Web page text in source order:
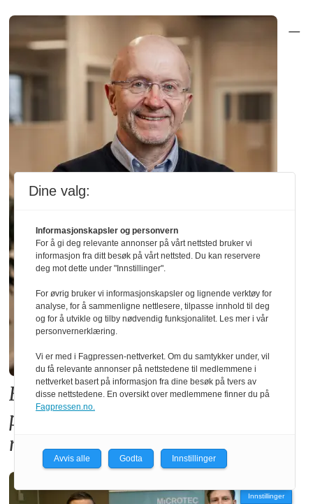
–
Forslaget til ny TEK17-forskrift
premierer betong på bekostning av
norsk skognæring
Innstillinger
Dine valg:
Informasjonskapsler og personvern
For å gi deg relevante annonser på vårt nettsted bruker vi
informasjon fra ditt besøk på vårt nettsted. Du kan reservere
deg mot dette under "Innstillinger".
For øvrig bruker vi informasjonskapsler og lignende verktøy for
analyse, for å sammenligne nettlesere, tilpasse innhold til deg
og for å utvikle og tilby nødvendig funksjonalitet. Les mer i vår
personvernerklæring.
Vi er med i Fagpressen-nettverket. Om du samtykker under, vil
du få relevante annonser på nettstedene til medlemmene i
nettverket basert på informasjon fra dine besøk på tvers av
disse nettstedene. En oversikt over medlemmene finner du på
Fagpressen.no.
Avvis alle Godta Innstillinger